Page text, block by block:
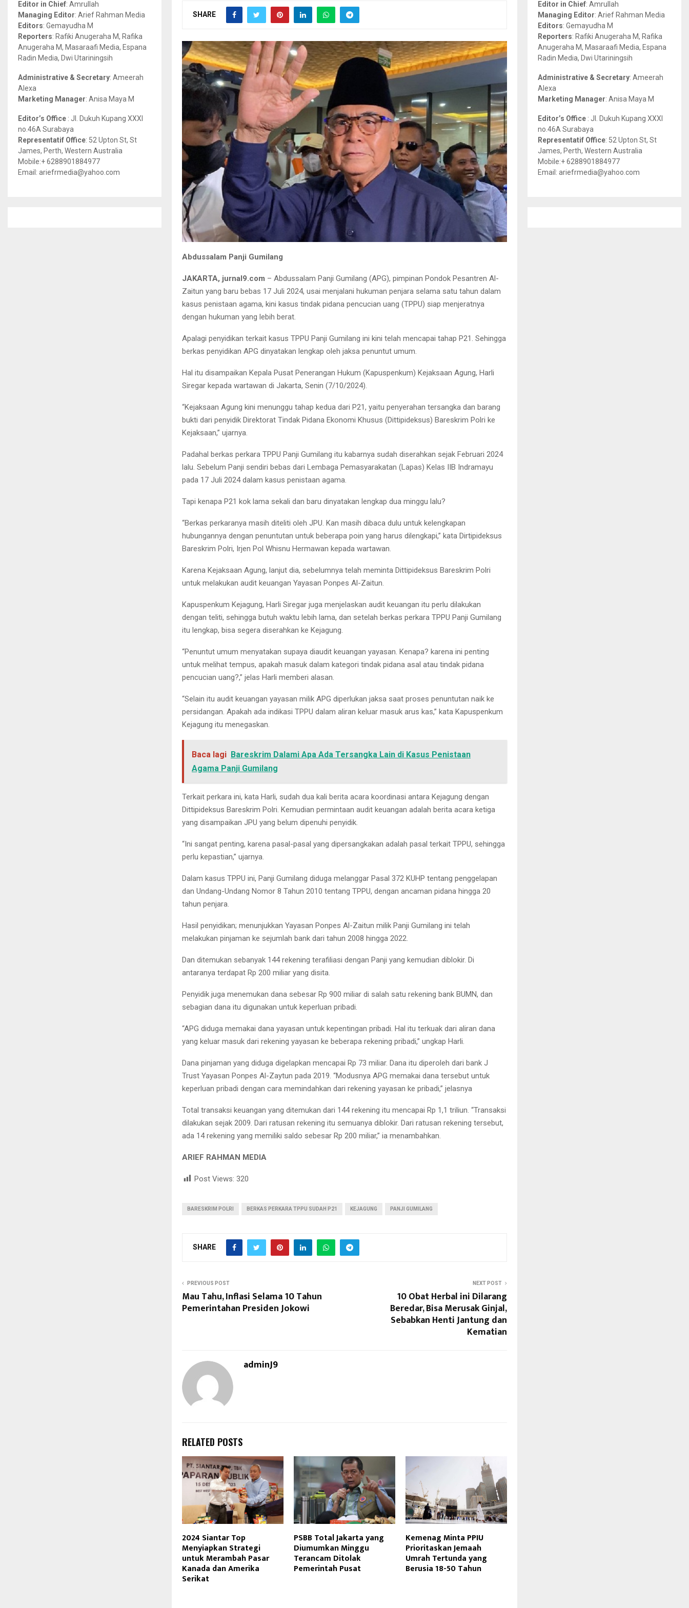
SHARE
Abdussalam Panji Gumilang
JAKARTA, jurnal9.com – Abdussalam Panji Gumilang (APG), pimpinan Pondok Pesantren Al-
Zaitun yang baru bebas 17 Juli 2024, usai menjalani hukuman penjara selama satu tahun dalam
kasus penistaan agama, kini kasus tindak pidana pencucian uang (TPPU) siap menjeratnya
dengan hukuman yang lebih berat.
Apalagi penyidikan terkait kasus TPPU Panji Gumilang ini kini telah mencapai tahap P21. Sehingga
berkas penyidikan APG dinyatakan lengkap oleh jaksa penuntut umum.
Hal itu disampaikan Kepala Pusat Penerangan Hukum (Kapuspenkum) Kejaksaan Agung, Harli
Siregar kepada wartawan di Jakarta, Senin (7/10/2024).
“Kejaksaan Agung kini menunggu tahap kedua dari P21, yaitu penyerahan tersangka dan barang
bukti dari penyidik Direktorat Tindak Pidana Ekonomi Khusus (Dittipideksus) Bareskrim Polri ke
Kejaksaan,” ujarnya.
Padahal berkas perkara TPPU Panji Gumilang itu kabarnya sudah diserahkan sejak Februari 2024
lalu. Sebelum Panji sendiri bebas dari Lembaga Pemasyarakatan (Lapas) Kelas IIB Indramayu
pada 17 Juli 2024 dalam kasus penistaan agama.
Tapi kenapa P21 kok lama sekali dan baru dinyatakan lengkap dua minggu lalu?
“Berkas perkaranya masih diteliti oleh JPU. Kan masih dibaca dulu untuk kelengkapan
hubungannya dengan penuntutan untuk beberapa poin yang harus dilengkapi,” kata Dirtipideksus
Bareskrim Polri, Irjen Pol Whisnu Hermawan kepada wartawan.
Karena Kejaksaan Agung, lanjut dia, sebelumnya telah meminta Dittipideksus Bareskrim Polri
untuk melakukan audit keuangan Yayasan Ponpes Al-Zaitun.
Kapuspenkum Kejagung, Harli Siregar juga menjelaskan audit keuangan itu perlu dilakukan
dengan teliti, sehingga butuh waktu lebih lama, dan setelah berkas perkara TPPU Panji Gumilang
itu lengkap, bisa segera diserahkan ke Kejagung.
“Penuntut umum menyatakan supaya diaudit keuangan yayasan. Kenapa? karena ini penting
untuk melihat tempus, apakah masuk dalam kategori tindak pidana asal atau tindak pidana
pencucian uang?,” jelas Harli memberi alasan.
“Selain itu audit keuangan yayasan milik APG diperlukan jaksa saat proses penuntutan naik ke
persidangan. Apakah ada indikasi TPPU dalam aliran keluar masuk arus kas,” kata Kapuspenkum
Kejagung itu menegaskan.
Baca lagi Bareskrim Dalami Apa Ada Tersangka Lain di Kasus Penistaan
Agama Panji Gumilang
Terkait perkara ini, kata Harli, sudah dua kali berita acara koordinasi antara Kejagung dengan
Dittipideksus Bareskrim Polri. Kemudian permintaan audit keuangan adalah berita acara ketiga
yang disampaikan JPU yang belum dipenuhi penyidik.
“Ini sangat penting, karena pasal-pasal yang dipersangkakan adalah pasal terkait TPPU, sehingga
perlu kepastian,” ujarnya.
Dalam kasus TPPU ini, Panji Gumilang diduga melanggar Pasal 372 KUHP tentang penggelapan
dan Undang-Undang Nomor 8 Tahun 2010 tentang TPPU, dengan ancaman pidana hingga 20
tahun penjara.
Hasil penyidikan; menunjukkan Yayasan Ponpes Al-Zaitun milik Panji Gumilang ini telah
melakukan pinjaman ke sejumlah bank dari tahun 2008 hingga 2022.
Dan ditemukan sebanyak 144 rekening terafiliasi dengan Panji yang kemudian diblokir. Di
antaranya terdapat Rp 200 miliar yang disita.
Penyidik juga menemukan dana sebesar Rp 900 miliar di salah satu rekening bank BUMN, dan
sebagian dana itu digunakan untuk keperluan pribadi.
“APG diduga memakai dana yayasan untuk kepentingan pribadi. Hal itu terkuak dari aliran dana
yang keluar masuk dari rekening yayasan ke beberapa rekening pribadi,” ungkap Harli.
Dana pinjaman yang diduga digelapkan mencapai Rp 73 miliar. Dana itu diperoleh dari bank J
Trust Yayasan Ponpes Al-Zaytun pada 2019. “Modusnya APG memakai dana tersebut untuk
keperluan pribadi dengan cara memindahkan dari rekening yayasan ke pribadi,” jelasnya
Total transaksi keuangan yang ditemukan dari 144 rekening itu mencapai Rp 1,1 triliun. “Transaksi
dilakukan sejak 2009. Dari ratusan rekening itu semuanya diblokir. Dari ratusan rekening tersebut,
ada 14 rekening yang memiliki saldo sebesar Rp 200 miliar,” ia menambahkan.
ARIEF RAHMAN MEDIA
Post Views: 320
BARESKRIM POLRI BERKAS PERKARA TPPU SUDAH P21 KEJAGUNG PANJI GUMILANG
SHARE
PREVIOUS POST
Mau Tahu, Inflasi Selama 10 Tahun
Pemerintahan Presiden Jokowi
NEXT POST
10 Obat Herbal ini Dilarang
Beredar, Bisa Merusak Ginjal,
Sebabkan Henti Jantung dan
Kematian
adminJ9
RELATED POSTS
2024 Siantar Top
Menyiapkan Strategi
untuk Merambah Pasar
Kanada dan Amerika
Serikat
PSBB Total Jakarta yang
Diumumkan Minggu
Terancam Ditolak
Pemerintah Pusat
Kemenag Minta PPIU
Prioritaskan Jemaah
Umrah Tertunda yang
Berusia 18-50 Tahun
r
:
R
H
Editor in Chief: Amrullah
Managing Editor: Arief Rahman Media
Editors: Gemayudha M
Reporters: Rafiki Anugeraha M, Rafika
Anugeraha M, Masaraafi Media, Espana
Radin Media, Dwi Utariningsih
Administrative & Secretary: Ameerah
Alexa
Marketing Manager: Anisa Maya M
Editor’s Office : Jl. Dukuh Kupang XXXI
no.46A Surabaya
Representatif Office: 52 Upton St, St
James, Perth, Western Australia
Mobile:+ 6288901884977
Email: ariefrmedia@yahoo.com
r
:
R
H
Editor in Chief: Amrullah
Managing Editor: Arief Rahman Media
Editors: Gemayudha M
Reporters: Rafiki Anugeraha M, Rafika
Anugeraha M, Masaraafi Media, Espana
Radin Media, Dwi Utariningsih
Administrative & Secretary: Ameerah
Alexa
Marketing Manager: Anisa Maya M
Editor’s Office : Jl. Dukuh Kupang XXXI
no.46A Surabaya
Representatif Office: 52 Upton St, St
James, Perth, Western Australia
Mobile:+ 6288901884977
Email: ariefrmedia@yahoo.com